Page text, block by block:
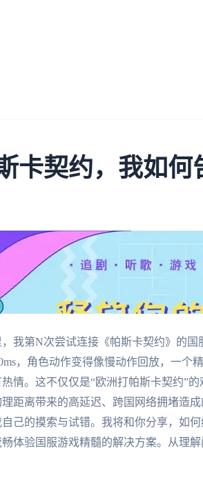
卡契约，我如何
我第N次尝试连接《帕斯卡契约》的
，角色动作变得像慢动作回放，一个
情。这不仅仅是“欧洲打帕斯卡契约”
距离带来的高延迟、跨国网络拥堵造
己的摸索与试错。我将和你分享，如
体验国服游戏精髓的解决方案。从理